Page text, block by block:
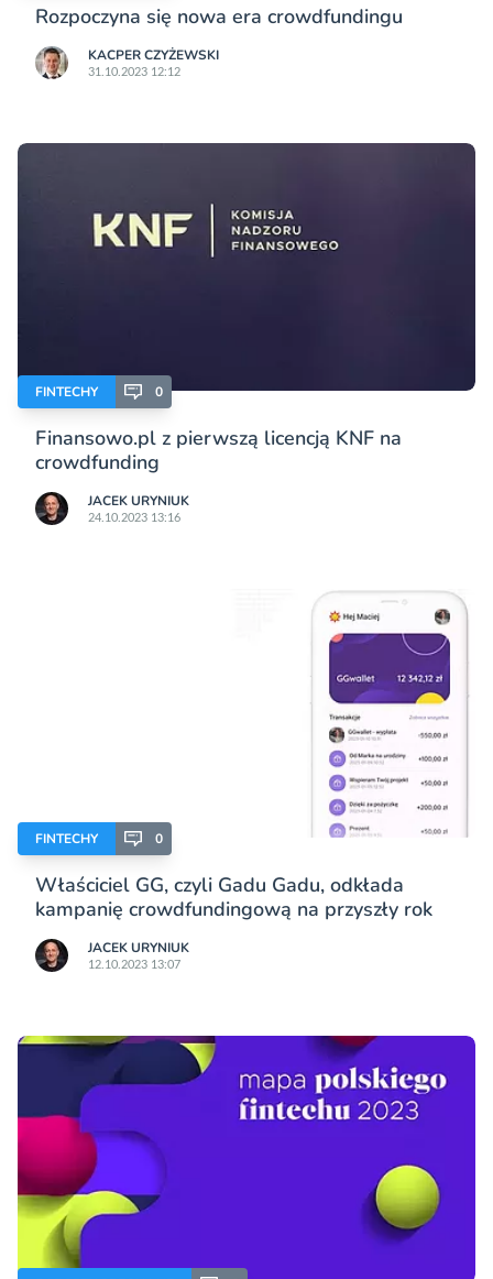
Rozpoczyna się nowa era crowdfundingu
KACPER CZYŻEWSKI
31.10.2023 12:12
FINTECHY 0
Finansowo.pl z pierwszą licencją KNF na
crowdfunding
JACEK URYNIUK
24.10.2023 13:16
FINTECHY 0
Właściciel GG, czyli Gadu Gadu, odkłada
kampanię crowdfundingową na przyszły rok
JACEK URYNIUK
12.10.2023 13:07